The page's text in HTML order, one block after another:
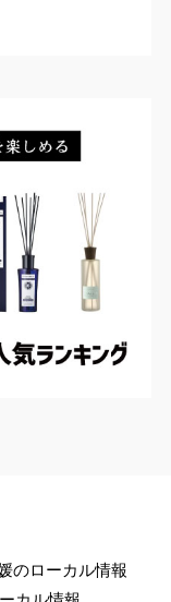
のローカル情報